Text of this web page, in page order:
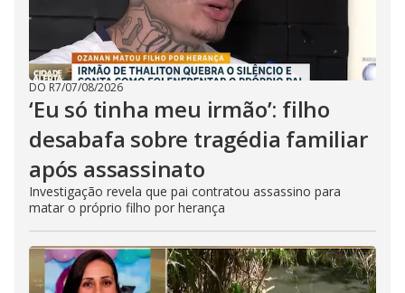
DO R7/07/08/2026
‘Eu só tinha meu irmão’: filho
desabafa sobre tragédia familiar
após assassinato
Investigação revela que pai contratou assassino para
matar o próprio filho por herança